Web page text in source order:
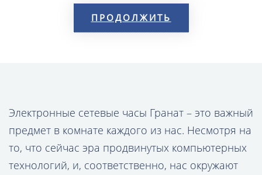
ПРОДОЛЖИТЬ
Электронные сетевые часы Гранат – это важный
предмет в комнате каждого из нас. Несмотря на
то, что сейчас эра продвинутых компьютерных
технологий, и, соответственно, нас окружают